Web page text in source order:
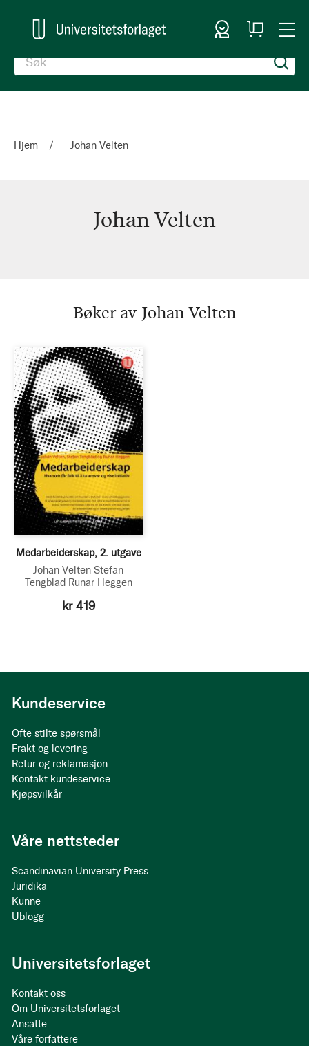
Logg inn
Handlekurv
Hjem Johan Velten
Johan Velten
Bøker av Johan Velten
Medarbeiderskap, 2. utgave
Johan Velten Stefan
Tengblad Runar Heggen
kr 419
Kundeservice
Ofte stilte spørsmål
Frakt og levering
Retur og reklamasjon
Kontakt kundeservice
Kjøpsvilkår
Våre nettsteder
Scandinavian University Press
Juridika
Kunne
Ublogg
Universitetsforlaget
Kontakt oss
Om Universitetsforlaget
Ansatte
Våre forfattere